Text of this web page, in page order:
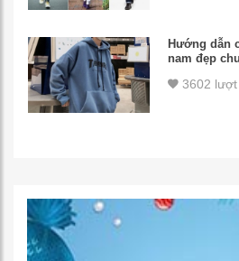
Hướng dẫn
nam đẹp
3602 lượt